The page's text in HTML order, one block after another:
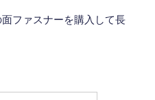
ファスナーを購入して長